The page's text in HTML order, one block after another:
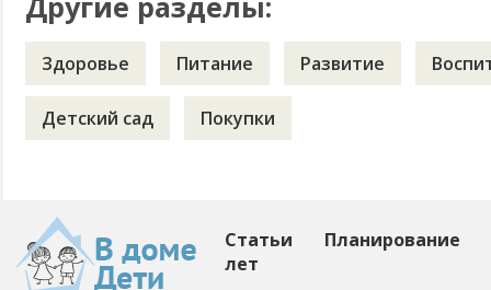
Здоровье Питание Развитие
Детский сад Покупки
Статьи
Планирование
лет